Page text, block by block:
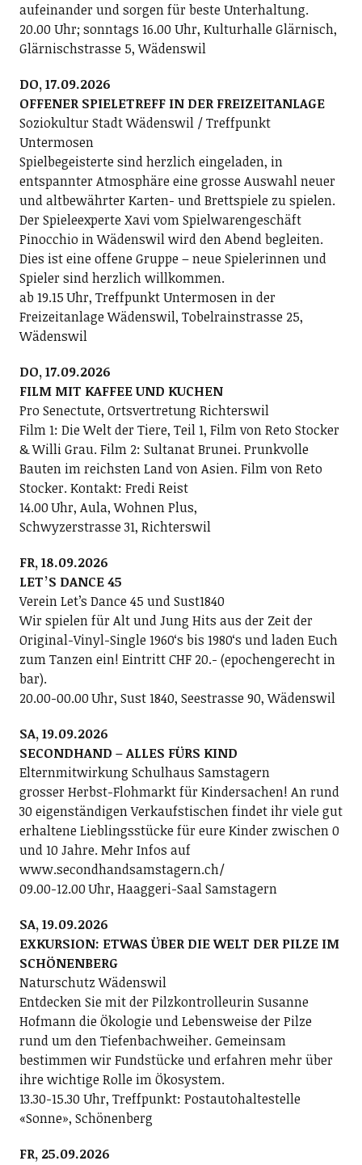
aufeinander und sorgen für beste Unterhaltung.
20.00 Uhr; sonntags 16.00 Uhr, Kulturhalle Glärnisch,
Glärnischstrasse 5, Wädenswil
DO, 17.09.2026
OFFENER SPIELETREFF IN DER FREIZEITANLAGE
Soziokultur Stadt Wädenswil / Treffpunkt
Untermosen
Spielbegeisterte sind herzlich eingeladen, in
entspannter Atmosphäre eine grosse Auswahl neuer
und altbewährter Karten- und Brettspiele zu spielen.
Der Spieleexperte Xavi vom Spielwarengeschäft
Pinocchio in Wädenswil wird den Abend begleiten.
Dies ist eine offene Gruppe – neue Spielerinnen und
Spieler sind herzlich willkommen.
ab 19.15 Uhr, Treffpunkt Untermosen in der
Freizeitanlage Wädenswil, Tobelrainstrasse 25,
Wädenswil
DO, 17.09.2026
FILM MIT KAFFEE UND KUCHEN
Pro Senectute, Ortsvertretung Richterswil
Film 1: Die Welt der Tiere, Teil 1, Film von Reto Stocker
& Willi Grau. Film 2: Sultanat Brunei. Prunkvolle
Bauten im reichsten Land von Asien. Film von Reto
Stocker. Kontakt: Fredi Reist
14.00 Uhr, Aula, Wohnen Plus,
Schwyzerstrasse 31, Richterswil
FR, 18.09.2026
LETʼS DANCE 45
Verein Letʼs Dance 45 und Sust1840
Wir spielen für Alt und Jung Hits aus der Zeit der
Original-Vinyl-Single 1960ʻs bis 1980ʻs und laden Euch
zum Tanzen ein! Eintritt CHF 20.- (epochengerecht in
bar).
20.00-00.00 Uhr, Sust 1840, Seestrasse 90, Wädenswil
SA, 19.09.2026
SECONDHAND – ALLES FÜRS KIND
Elternmitwirkung Schulhaus Samstagern
grosser Herbst-Flohmarkt für Kindersachen! An rund
30 eigenständigen Verkaufstischen findet ihr viele gut
erhaltene Lieblingsstücke für eure Kinder zwischen 0
und 10 Jahre. Mehr Infos auf
www.secondhandsamstagern.ch/
09.00-12.00 Uhr, Haaggeri-Saal Samstagern
SA, 19.09.2026
EXKURSION: ETWAS ÜBER DIE WELT DER PILZE IM
SCHÖNENBERG
Naturschutz Wädenswil
Entdecken Sie mit der Pilzkontrolleurin Susanne
Hofmann die Ökologie und Lebensweise der Pilze
rund um den Tiefenbachweiher. Gemeinsam
bestimmen wir Fundstücke und erfahren mehr über
ihre wichtige Rolle im Ökosystem.
13.30-15.30 Uhr, Treffpunkt: Postautohaltestelle
«Sonne», Schönenberg
FR, 25.09.2026